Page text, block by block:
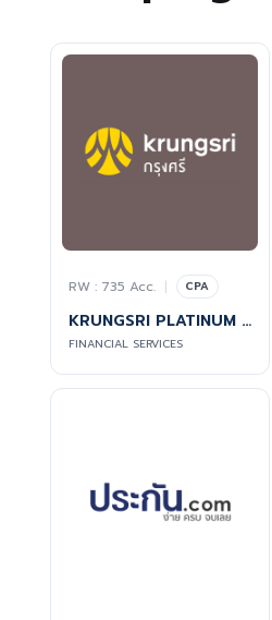
RW : 735 Acc. | CPA
KRUNGSRI PLATINUM CREDIT CARDS
FINANCIAL SERVICES